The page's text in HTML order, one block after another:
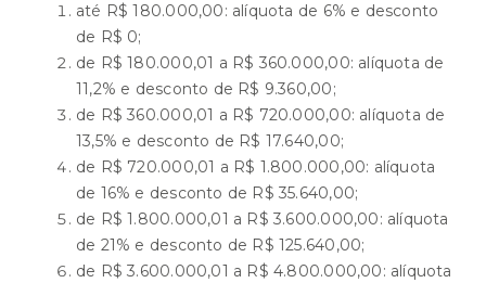
até R$ 180.000,00: alíquota de 6% e desconto
de R$ 0;
de R$ 180.000,01 a R$ 360.000,00: alíquota de
11,2% e desconto de R$ 9.360,00;
de R$ 360.000,01 a R$ 720.000,00: alíquota de
13,5% e desconto de R$ 17.640,00;
de R$ 720.000,01 a R$ 1.800.000,00: alíquota
de 16% e desconto de R$ 35.640,00;
de R$ 1.800.000,01 a R$ 3.600.000,00: alíquota
de 21% e desconto de R$ 125.640,00;
de R$ 3.600.000,01 a R$ 4.800.000,00: alíquota